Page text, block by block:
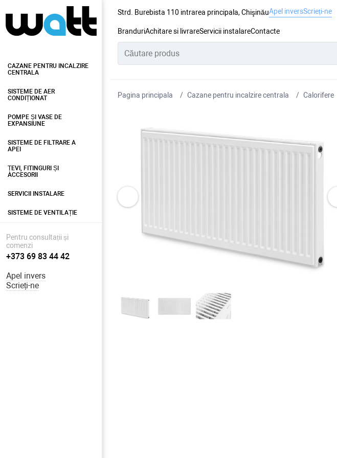
Strd. Burebista 110 intrarea principala, ChişinăuApel inversScrieți-ne
BranduriAchitare si livrareServicii instalareContacte
CAZANE PENTRU INCALZIRE
CENTRALA
SISTEME DE AER
CONDIȚIONAT
POMPE ȘI VASE DE
EXPANSIUNE
SISTEME DE FILTRARE A
APEI
ȚEVI, FITINGURI ȘI
ACCESORII
SERVICII INSTALARE
SISTEME DE VENTILAȚIE
Pentru consultații și
comenzi
+373 69 83 44 42
Apel invers
Scrieți-ne
Pagina principala Cazane pentru incalzire centrala Сalorifere